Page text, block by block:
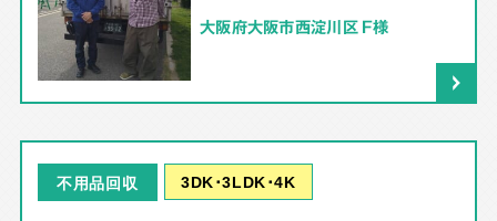
大阪府大阪市西淀川区 F様
不用品回収 3DK･3LDK･4K